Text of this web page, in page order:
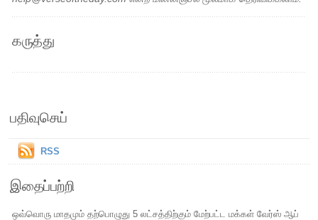
கருத்து
பதிவுசெய்
RSS
இதைப்பற்றி
ஒவ்வொரு மாதமும் தற்பொழுது 5 லட்சத்திற்கும் மேற்பட்ட மக்கள் வேர்ஸ் ஆப்